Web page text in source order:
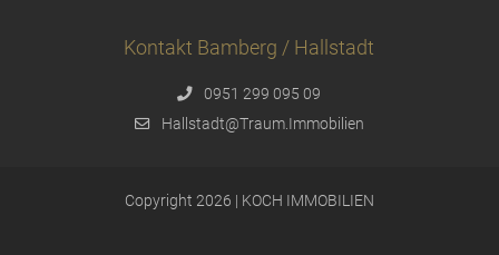
Kontakt Bamberg / Hallstadt
0951 299 095 09
Hallstadt@Traum.Immobilien
Copyright 2026 | KOCH IMMOBILIEN